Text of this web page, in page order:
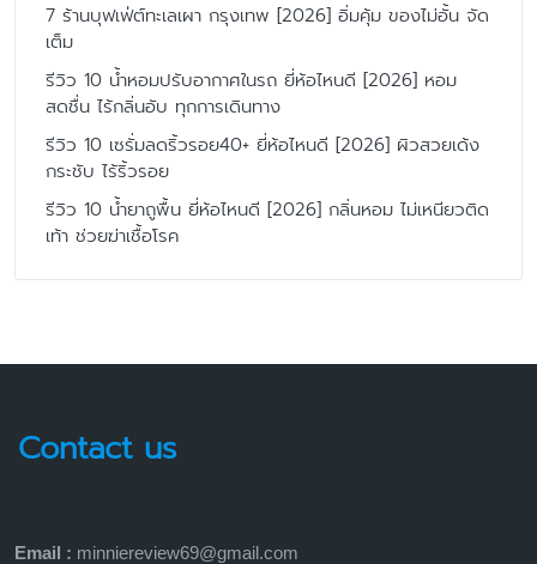
7 ร้านบุฟเฟ่ต์ทะเลเผา กรุงเทพ [2026] อิ่มคุ้ม ของไม่อั้น จัด
เต็ม
รีวิว 10 น้ำหอมปรับอากาศในรถ ยี่ห้อไหนดี [2026] หอม
สดชื่น ไร้กลิ่นอับ ทุกการเดินทาง
รีวิว 10 เซรั่มลดริ้วรอย40+ ยี่ห้อไหนดี [2026] ผิวสวยเด้ง
กระชับ ไร้ริ้วรอย
รีวิว 10 น้ำยาถูพื้น ยี่ห้อไหนดี [2026] กลิ่นหอม ไม่เหนียวติด
เท้า ช่วยฆ่าเชื้อโรค
Contact us
Email : minniereview69@gmail.com